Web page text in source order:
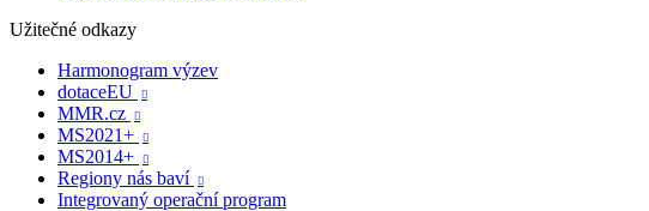
Užitečné odkazy
Harmonogram výzev
dotaceEU

MMR.cz 
MS2021+ 
MS2014+ 
Regiony nás baví 
Integrovaný operační program